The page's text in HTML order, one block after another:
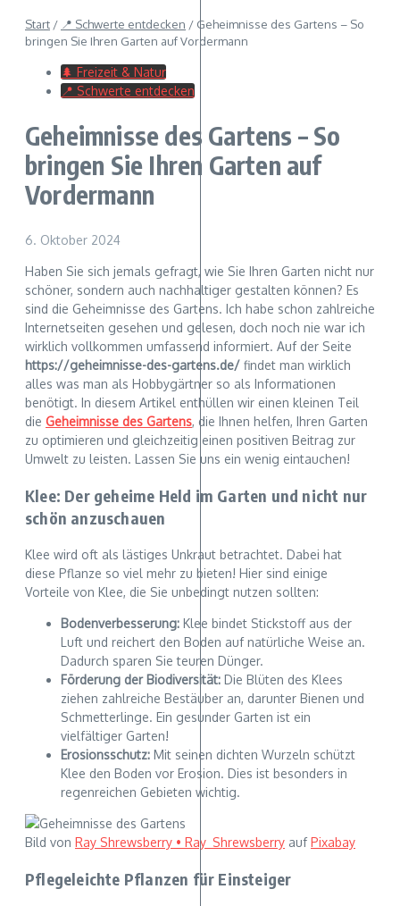
Start / 📍 Schwerte entdecken / Geheimnisse des Gartens – So
bringen Sie Ihren Garten auf Vordermann
🌲 Freizeit & Natur
📍 Schwerte entdecken
Geheimnisse des Gartens – So
bringen Sie Ihren Garten auf
Vordermann
6. Oktober 2024
Haben Sie sich jemals gefragt, wie Sie Ihren Garten nicht nur
schöner, sondern auch nachhaltiger gestalten können? Es
sind die Geheimnisse des Gartens. Ich habe schon zahlreiche
Internetseiten gesehen und gelesen, doch noch nie war ich
wirklich vollkommen umfassend informiert. Auf der Seite
https://geheimnisse-des-gartens.de/ findet man wirklich
alles was man als Hobbygärtner so als Informationen
benötigt. In diesem Artikel enthüllen wir einen kleinen Teil
die Geheimnisse des Gartens, die Ihnen helfen, Ihren Garten
zu optimieren und gleichzeitig einen positiven Beitrag zur
Umwelt zu leisten. Lassen Sie uns ein wenig eintauchen!
Klee: Der geheime Held im Garten und nicht nur
schön anzuschauen
Klee wird oft als lästiges Unkraut betrachtet. Dabei hat
diese Pflanze so viel mehr zu bieten! Hier sind einige
Vorteile von Klee, die Sie unbedingt nutzen sollten:
Bodenverbesserung: Klee bindet Stickstoff aus der
Luft und reichert den Boden auf natürliche Weise an.
Dadurch sparen Sie teuren Dünger.
Förderung der Biodiversität: Die Blüten des Klees
ziehen zahlreiche Bestäuber an, darunter Bienen und
Schmetterlinge. Ein gesunder Garten ist ein
vielfältiger Garten!
Erosionsschutz: Mit seinen dichten Wurzeln schützt
Klee den Boden vor Erosion. Dies ist besonders in
regenreichen Gebieten wichtig.
Bild von Ray Shrewsberry • Ray_Shrewsberry aufPixabay
Pflegeleichte Pflanzen für Einsteiger